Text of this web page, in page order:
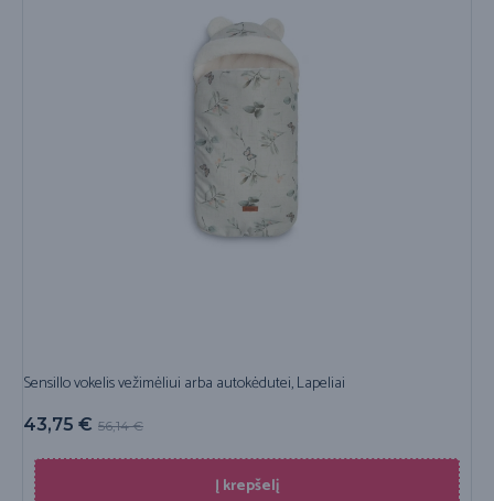
Sensillo vokelis vežimėliui arba autokėdutei, Lapeliai
56,14€
43,75 €
Į krepšelį